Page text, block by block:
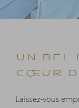
Un Bel
Cœur
Laissez-vous